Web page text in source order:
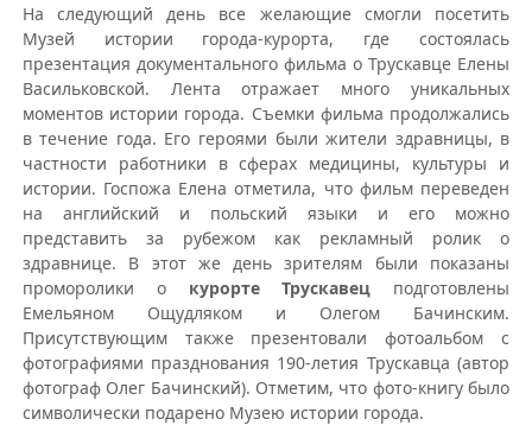
На следующий день все желающие смогли посетить
Музей истории города-курорта, где состоялась
презентация документального фильма о Трускавце Елены
Васильковской. Лента отражает много уникальных
моментов истории города. Съемки фильма продолжались
в течение года. Его героями были жители здравницы, в
частности работники в сферах медицины, культуры и
истории. Госпожа Елена отметила, что фильм переведен
на английский и польский языки и его можно
представить за рубежом как рекламный ролик о
здравнице. В этот же день зрителям были показаны
проморолики о курорте Трускавец подготовлены
Емельяном Ощудляком и Олегом Бачинским.
Присутствующим также презентовали фотоальбом с
фотографиями празднования 190-летия Трускавца (автор
фотограф Олег Бачинский). Отметим, что фото-книгу было
символически подарено Музею истории города.